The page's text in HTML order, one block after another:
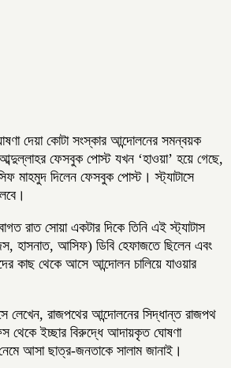
দেয়া কোটা সংস্কার আন্দোলনের সমন্বয়ক
ফেসবুক পোস্ট যখন ‘হাওয়া’ হয়ে গেছে,
দিলেন ফেসবুক পোস্ট। স্ট্যাটাসে
রাত সোয়া একটার দিকে তিনি এই স্ট্যাটাস
হাসনাত, আসিফ) ডিবি হেফাজতে ছিলেন এবং
কাছ থেকে আসে আন্দোলন চালিয়ে যাওয়ার
লেখেন, রাজপথের আন্দোলনের সিদ্ধান্ত রাজপথ
থেকে ইচ্ছার বিরুদ্ধে আদায়কৃত ঘোষণা
আসা ছাত্র-জনতাকে সালাম জানাই।